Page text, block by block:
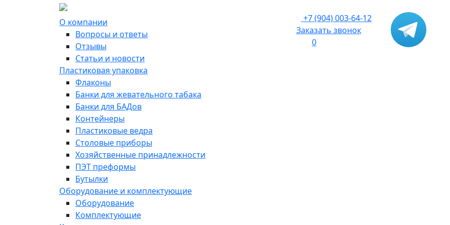
О компании
Вопросы и ответы
Отзывы
Статьи и новости
Пластиковая упаковка
Флаконы
Банки для жевательного табака
Банки для БАДов
Контейнеры
Пластиковые ведра
Столовые приборы
Хозяйственные принадлежности
ПЭТ преформы
Бутылки
Оборудование и комплектующие
Оборудование
Комплектующие
+7 (904) 003-64-12
Заказать звонок
0